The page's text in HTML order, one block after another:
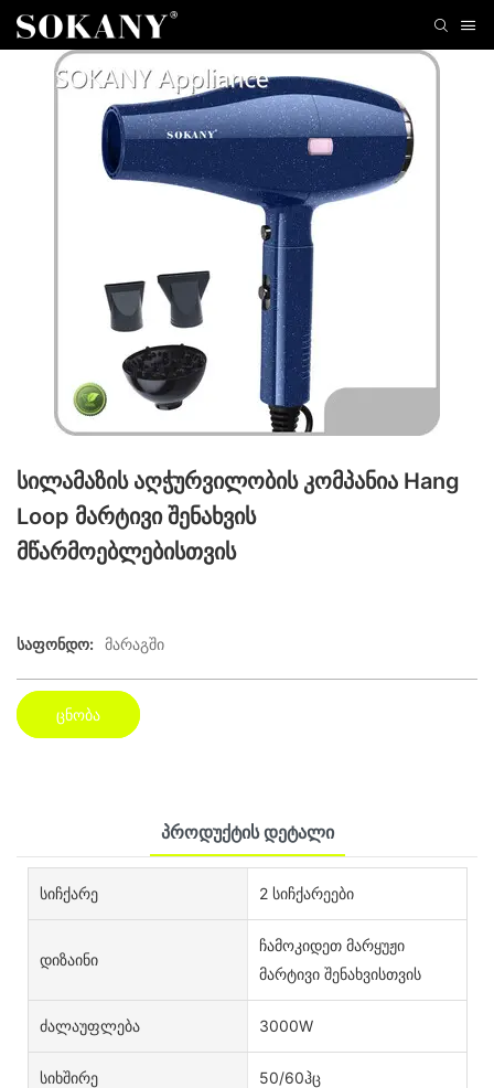
სილამაზის აღჭურვილობის კომპანია Hang
Loop მარტივი შენახვის
მწარმოებლებისთვის
Საფონდო: მარაგში
ცნობა
Პროდუქტის Დეტალი
Სიჩქარე 2 სიჩქარეები
Დიზაინი
ჩამოკიდეთ მარყუჟი
მარტივი შენახვისთვის
Ძალაუფლება 3000W
Სიხშირე 50/60ჰც